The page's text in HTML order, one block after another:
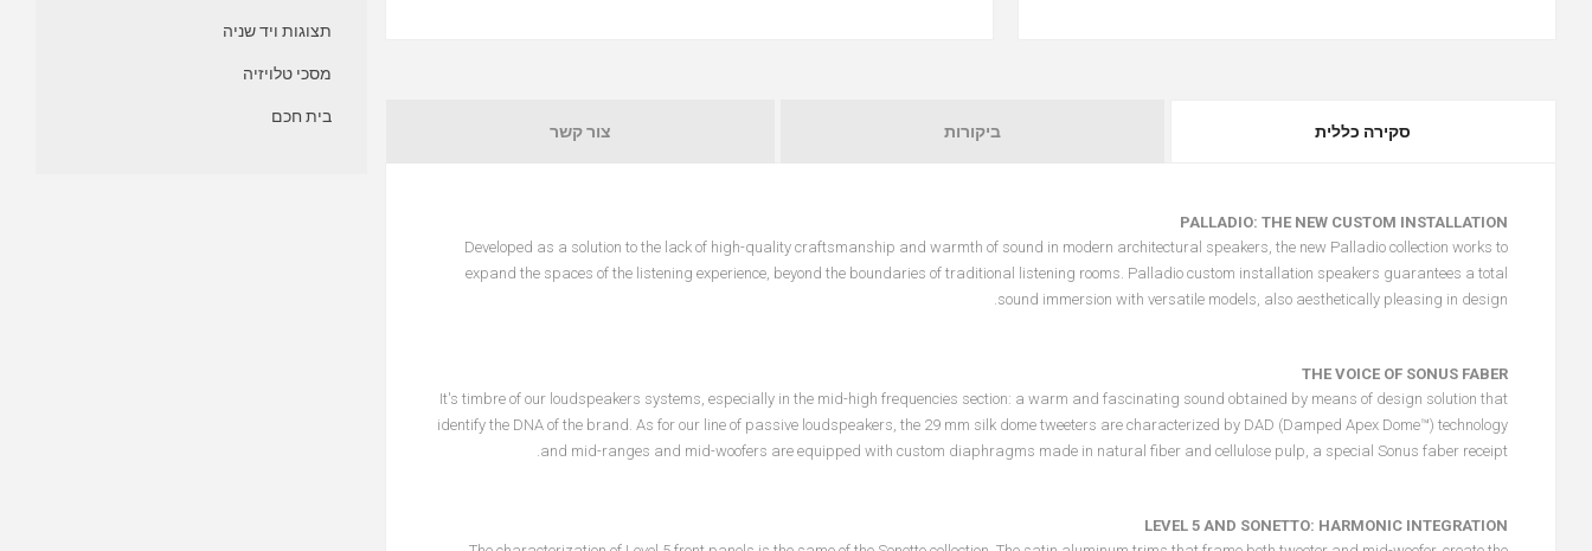
סקירה כללית ביקורות צור קשר
PALLADIO: THE NEW CUSTOM INSTALLATION
Developed as a solution to the lack of high-quality craftsmanship and warmth of sound in modern architectural speakers, the new Palladio collection works to
expand the spaces of the listening experience, beyond the boundaries of traditional listening rooms. Palladio custom installation speakers guarantees a total
sound immersion with versatile models, also aesthetically pleasing in design.
THE VOICE OF SONUS FABER
It's timbre of our loudspeakers systems, especially in the mid-high frequencies section: a warm and fascinating sound obtained by means of design solution that
identify the DNA of the brand. As for our line of passive loudspeakers, the 29 mm silk dome tweeters are characterized by DAD (Damped Apex Dome™) technology
and mid-ranges and mid-woofers are equipped with custom diaphragms made in natural fiber and cellulose pulp, a special Sonus faber receipt.
LEVEL 5 AND SONETTO: HARMONIC INTEGRATION
תצוגות ויד שניה
מסכי טלויזיה
בית חכם